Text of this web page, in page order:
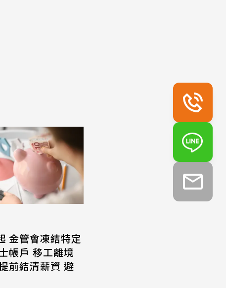
金管會凍結特定
帳戶 移工離境
前結清薪資 避